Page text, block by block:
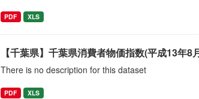
PDF XLS
【千葉県】千葉県消費者物価指数(平成13年8
There is no description for this dataset
PDF XLS